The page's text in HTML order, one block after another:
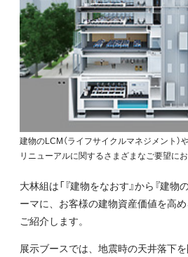
建物のLCM（ライフサイクルマネジメント
リニューアルに関するさまざまなご要望に
大林組は「『建物をなおす』から『建物
ーマに、お客様の建物資産価値を高
ご紹介します。
展示ブースでは、地震時の天井落下